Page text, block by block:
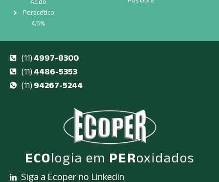
Peracético
4,5%
(11)4997-8300
(11)4486-5353
(11)94267-5244
ECOlogia em PERoxidados
Siga a Ecoper no Linkedin